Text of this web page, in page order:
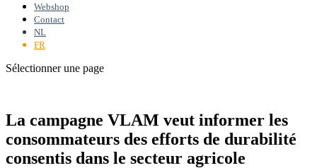
Webshop
Contact
NL
FR
Sélectionner une page
La campagne VLAM veut informer les
consommateurs des efforts de durabilité
consentis dans le secteur agricole